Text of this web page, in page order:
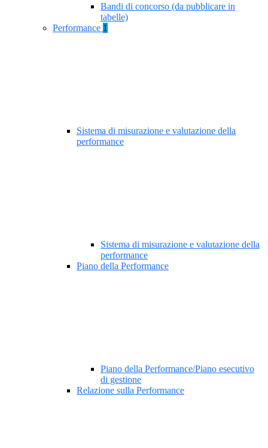
Bandi di concorso (da pubblicare in
tabelle)
Performance 1
Sistema di misurazione e valutazione della
performance
Sistema di misurazione e valutazione della
performance
Piano della Performance
Piano della Performance/Piano esecutivo
di gestione
Relazione sulla Performance